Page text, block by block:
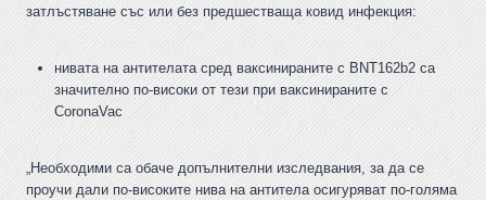
затлъстяване със или без предшестваща ковид инфекция:
нивата на антителата сред ваксинираните с BNT162b2 са
значително по-високи от тези при ваксинираните с
CoronaVac
„Необходими са обаче допълнителни изследвания, за да се
проучи дали по-високите нива на антитела осигуряват по-голяма